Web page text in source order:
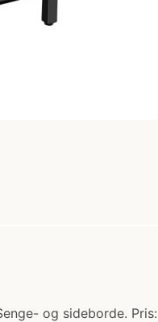
og sideborde.